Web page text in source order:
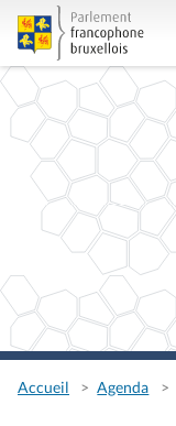
Accueil Agenda